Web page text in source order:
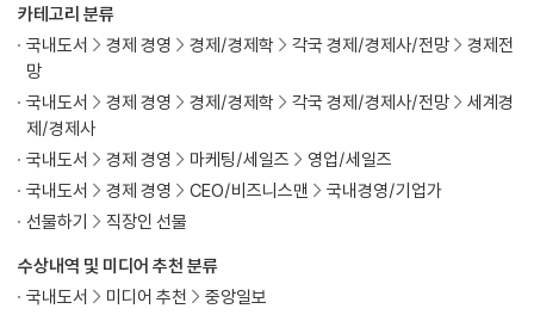
유튜브와 구글을 제친 라인의 막강한 브랜드 파워 | 너도 성공한 크리에이
터가 될 수 있어! | 라인페이에서 라인뱅크까지 | 진격의 라인과 동남아에
진심인 네이버
07 베트남 최초의 유니콘, VNG
게이머에서 창업자로 | 중국의 킹소프트와의 운명적 만남 | 메신저에 답이
있다 | 페이스북보다 많은 이용자 수를 기록한 잘로 | 예상된 행보, 결제와
이커머스 | VNG와 갓잇의 파트너십 | 잘로는 베트남의 슈퍼앱이 될 수 있
을까?
수상내역 및 미디어 추천 분류
국내도서
미디어 추천 중앙일보
카테고리 분류
국내도서
경제 경영 경제/경제학 각국 경제/경제사/전망
경제전
망
국내도서
경제 경영 경제/경제학 각국 경제/경제사/전망
세계경
제/경제사
국내도서
경제 경영 마케팅/세일즈
영업/세일즈
국내도서
경제 경영 CEO/비즈니스맨
국내경영/기업가
선물하기
직장인 선물